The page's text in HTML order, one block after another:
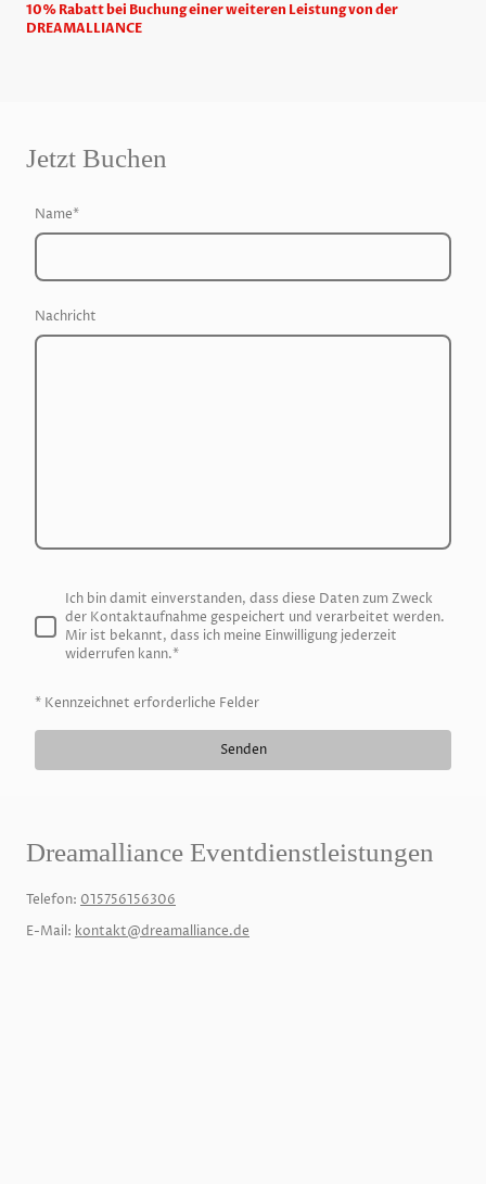
10% Rabatt bei Buchung einer weiteren Leistung von der
DREAMALLIANCE
Jetzt Buchen
Name*
Nachricht
Ich bin damit einverstanden, dass diese Daten zum Zweck
der Kontaktaufnahme gespeichert und verarbeitet werden.
Mir ist bekannt, dass ich meine Einwilligung jederzeit
widerrufen kann.*
* Kennzeichnet erforderliche Felder
Senden
Dreamalliance Eventdienstleistungen
Telefon: 015756156306
E-Mail: kontakt@dreamalliance.de